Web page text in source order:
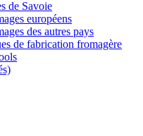
de Savoie
européens
des autres pays
de fabrication fromagère